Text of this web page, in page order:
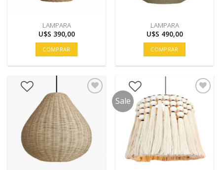
LAMPARA
U$S 390,00
COMPRAR
LAMPARA
U$S 490,00
COMPRAR
Sale